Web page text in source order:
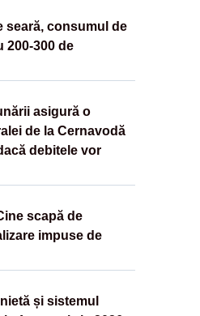
seară, consumul de
200-300 de
asigură o
de la Cernavodă
debitele vor
scapă de
impuse de
și sistemul